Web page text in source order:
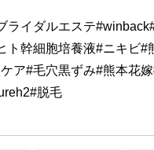
イダルエステ
ト幹細胞培養液#ニキビ
ア#毛穴黒ずみ#熊本花
脱毛